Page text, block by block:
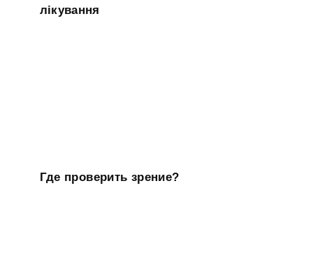
лікування
Где проверить зрение?